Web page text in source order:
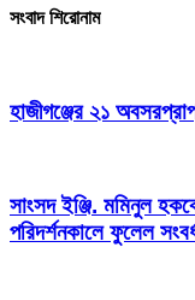
সংবাদ শিরোনাম
হাজীগঞ্জের ২১
সাংসদ ইঞ্জি. মমিনুল
পরিদর্শনকালে ফুলেল